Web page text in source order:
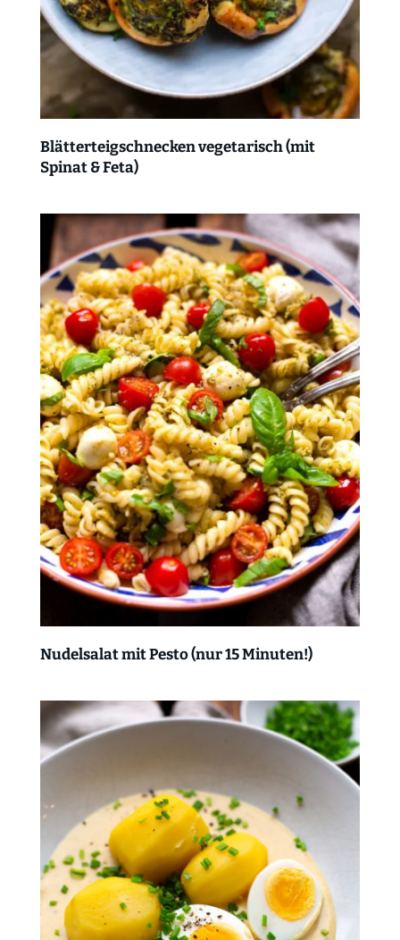
Blätterteigschnecken vegetarisch (mit
Spinat & Feta)
Nudelsalat mit Pesto (nur 15 Minuten!)